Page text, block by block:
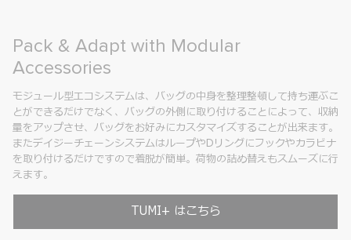
運ぶこ
、収納
ます。
ラビナ
ズに行
Sustainability Spotlight: Recycled
Ballistic Nylon
環境に配慮し、工場等の製造過程で発生する廃棄物を
クルしたナイロンや、ペットボトルをリサイクルした
ステルなどの素材を採用しています。